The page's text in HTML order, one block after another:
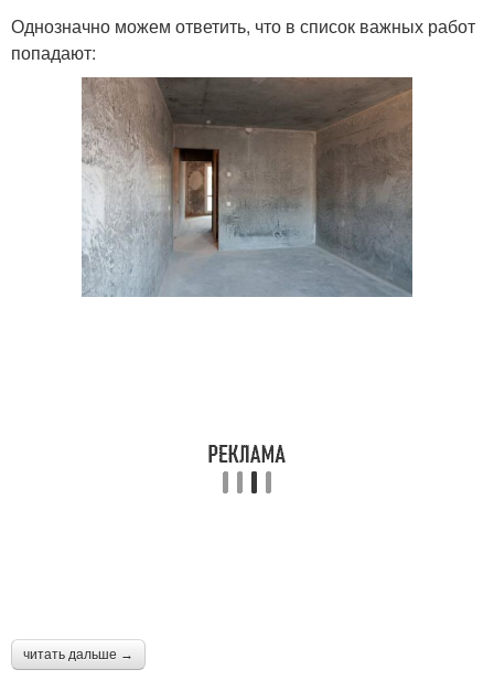
Однозначно можем ответить, что в список важных работ
попадают:
читать дальше →